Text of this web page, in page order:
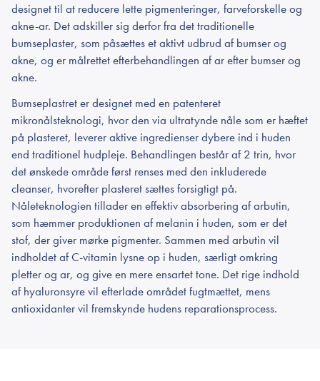
designet til at reducere lette pigmenteringer, farveforskelle og
akne-ar. Det adskiller sig derfor fra det traditionelle
bumseplaster, som påsættes et aktivt udbrud af bumser og
akne, og er målrettet efterbehandlingen af ar efter bumser og
akne.
Bumseplastret er designet med en patenteret
mikronålsteknologi, hvor den via ultratynde nåle som er hæftet
på plasteret, leverer aktive ingredienser dybere ind i huden
end traditionel hudpleje. Behandlingen består af 2 trin, hvor
det ønskede område først renses med den inkluderede
cleanser, hvorefter plasteret sættes forsigtigt på.
Nåleteknologien tillader en effektiv absorbering af arbutin,
som hæmmer produktionen af melanin i huden, som er det
stof, der giver mørke pigmenter. Sammen med arbutin vil
indholdet af C-vitamin lysne op i huden, særligt omkring
pletter og ar, og give en mere ensartet tone. Det rige indhold
af hyaluronsyre vil efterlade området fugtmættet, mens
antioxidanter vil fremskynde hudens reparationsprocess.